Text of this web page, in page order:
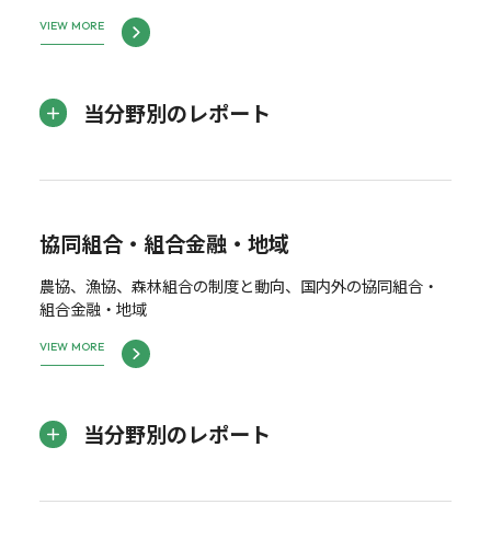
VIEW MORE
当分野別のレポート
協同組合・組合金融・地域
農協、漁協、森林組合の制度と動向、国内外の協同組合・
組合金融・地域
VIEW MORE
当分野別のレポート